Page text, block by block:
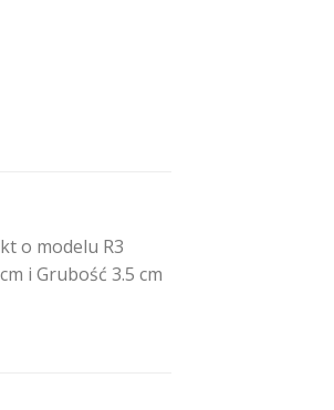
o modelu R3
i Grubość 3.5 cm